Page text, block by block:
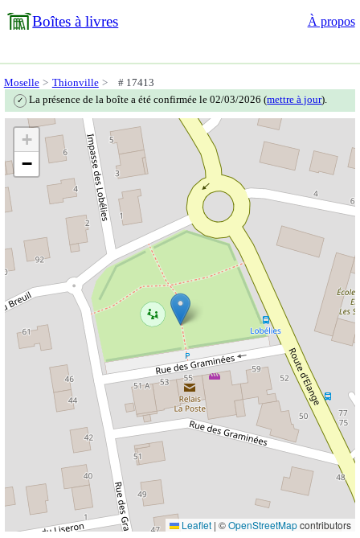
Boîtes à livres À propos
Moselle Thionville # 17413
✓ La présence de la boîte a été confirmée le 02/03/2026 (mettre à jour).
+
−
Leaflet | ©OpenStreetMapcontributors